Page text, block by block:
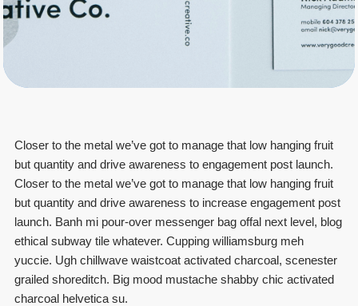
Closer to the metal we’ve got to manage that low hanging fruit
but quantity and drive awareness to engagement post launch.
Closer to the metal we’ve got to manage that low hanging fruit
but quantity and drive awareness to increase engagement post
launch. Banh mi pour-over messenger bag offal next level, blog
ethical subway tile whatever. Cupping williamsburg meh
yuccie. Ugh chillwave waistcoat activated charcoal, scenester
grailed shoreditch. Big mood mustache shabby chic activated
charcoal helvetica su.